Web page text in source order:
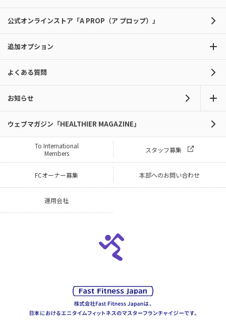
公式オンラインストア「A PROP（ア プロップ）」
追加オプション
よくある質問
お知らせ
ウェブマガジン「HEALTHIER MAGAZINE」
To International
Members
スタッフ募集
FCオーナー募集 本部へのお問い合わせ
運用会社